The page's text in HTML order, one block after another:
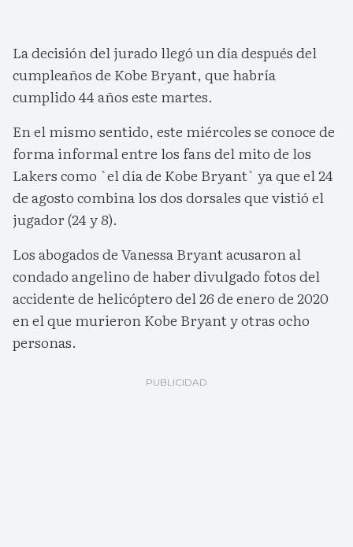
La decisión del jurado llegó un día después del
cumpleaños de Kobe Bryant, que habría
cumplido 44 años este martes.
En el mismo sentido, este miércoles se conoce de
forma informal entre los fans del mito de los
Lakers como `el día de Kobe Bryant` ya que el 24
de agosto combina los dos dorsales que vistió el
jugador (24 y 8).
Los abogados de Vanessa Bryant acusaron al
condado angelino de haber divulgado fotos del
accidente de helicóptero del 26 de enero de 2020
en el que murieron Kobe Bryant y otras ocho
personas.